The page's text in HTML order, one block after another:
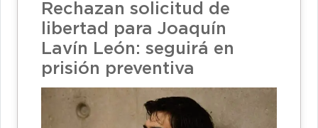
Rechazan solicitud de
libertad para Joaquín
Lavín León: seguirá en
prisión preventiva